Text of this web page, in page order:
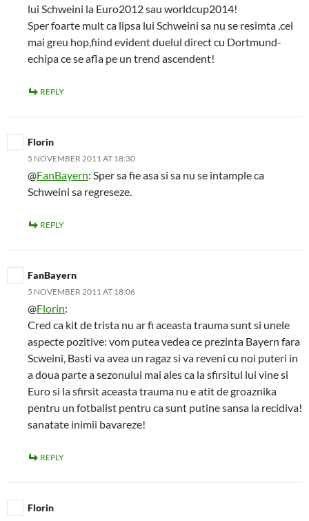
lui Schweini la Euro2012 sau worldcup2014!
Sper foarte mult ca lipsa lui Schweini sa nu se resimta ,cel
mai greu hop,fiind evident duelul direct cu Dortmund-
echipa ce se afla pe un trend ascendent!
REPLY
Florin
5 NOVEMBER 2011 AT 18:30
@FanBayern: Sper sa fie asa si sa nu se intample ca
Schweini sa regreseze.
REPLY
FanBayern
5 NOVEMBER 2011 AT 18:06
@Florin:
Cred ca kit de trista nu ar fi aceasta trauma sunt si unele
aspecte pozitive: vom putea vedea ce prezinta Bayern fara
Scweini, Basti va avea un ragaz si va reveni cu noi puteri in
a doua parte a sezonului mai ales ca la sfirsitul lui vine si
Euro si la sfirsit aceasta trauma nu e atit de groaznika
pentru un fotbalist pentru ca sunt putine sansa la recidiva!
sanatate inimii bavareze!
REPLY
Florin